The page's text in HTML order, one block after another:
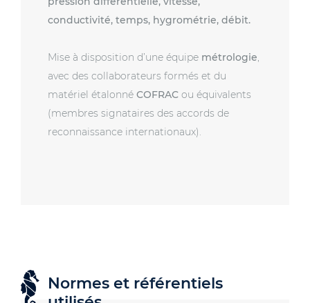
conductivité, temps, hygrométrie, débit.
Mise à disposition d’une équipe métrologie,
avec des collaborateurs formés et du
matériel étalonné COFRACou équivalents
(membres signataires des accords de
reconnaissance internationaux).
Normes et référentiels